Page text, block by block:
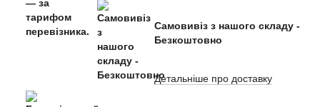
Самовивіз з нашого складу -
Безкоштовно
Детальніше про доставку